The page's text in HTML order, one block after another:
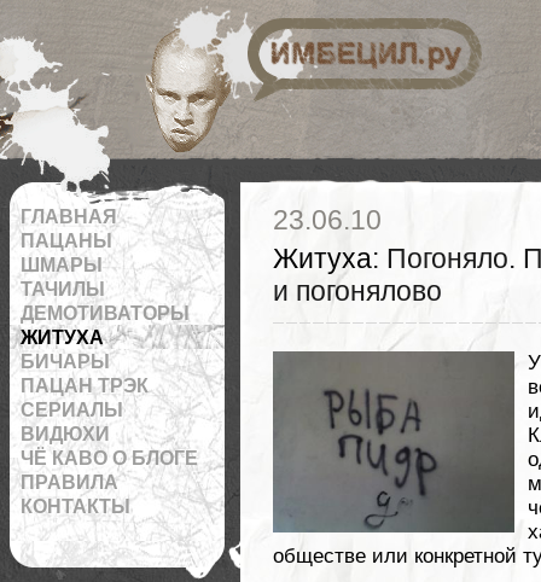
RSS
ГЛАВНАЯ
ПАЦАНЫ
ШМАРЫ
ТАЧИЛЫ
ДЕМОТИВАТОРЫ
ЖИТУХА
БИЧАРЫ
ПАЦАН ТРЭК
СЕРИАЛЫ
ВИДЮХИ
ЧЁ КАВО О БЛОГЕ
ПРАВИЛА
КОНТАКТЫ
23.06.10
Житуха: Погоняло.
и погонялово
обществе или конкретной